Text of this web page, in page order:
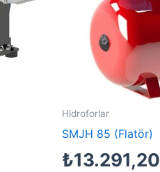
Hidroforlar
SMJH 85 (Flatör)
₺13.291,20